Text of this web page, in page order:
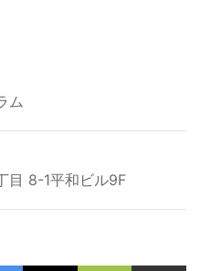
ム
目 8-1平和ビル9F